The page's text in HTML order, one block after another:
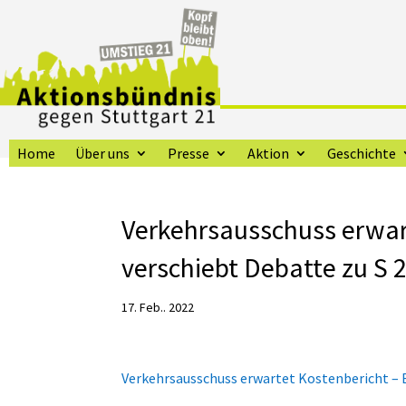
Home Über uns Presse Aktion Geschichte
Verkehrsausschuss
verschiebt Debatte zu S
17. Feb.. 2022
Verkehrsausschuss erwartet Kostenbericht –